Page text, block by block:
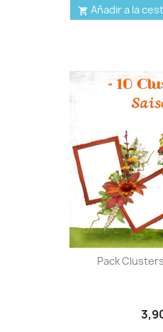
 Añadir a la
Pack